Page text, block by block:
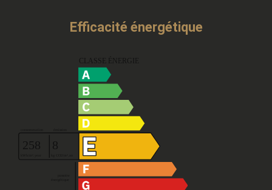
Efficacité énergétique